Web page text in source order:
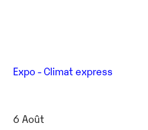
Expo - Climat express
6 Août